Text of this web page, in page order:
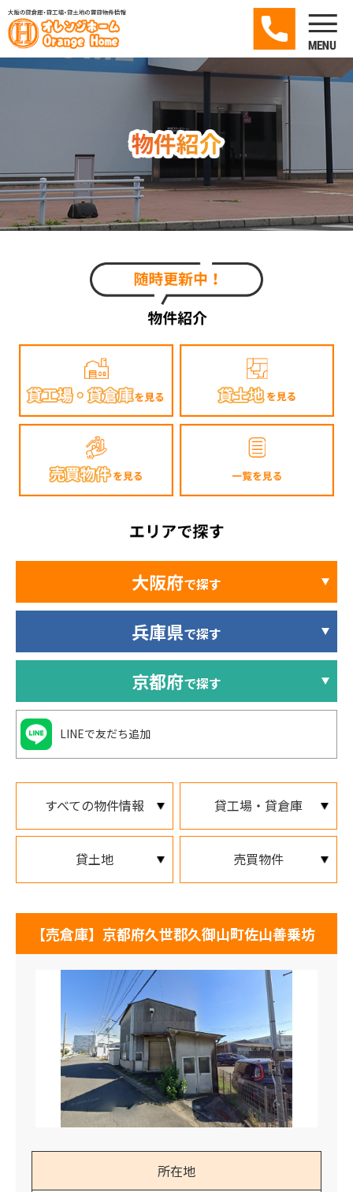
すべての物件情報 貸工場・貸倉庫
貸土地 売買物件
【売倉庫】京都府久世郡久御山町佐山善乗坊
所在地
大阪府で探す
兵庫県で探す
京都府で探す
LINEで友だち追加